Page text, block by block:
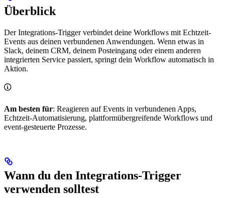
Überblick
Der Integrations-Trigger verbindet deine Workflows mit Echtzeit-
Events aus deinen verbundenen Anwendungen. Wenn etwas in
Slack, deinem CRM, deinem Posteingang oder einem anderen
integrierten Service passiert, springt dein Workflow automatisch in
Aktion.
Am besten für: Reagieren auf Events in verbundenen Apps,
Echtzeit-Automatisierung, plattformübergreifende Workflows und
event-gesteuerte Prozesse.
Wann du den Integrations-Trigger
verwenden solltest